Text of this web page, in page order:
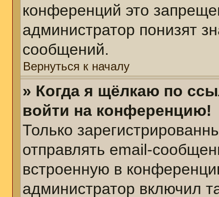
конференций это
администратор понизят
сообщений.
Вернуться к началу
» Когда я щёлкаю по
войти на конференцию!
Только
отправлять email-
встроенную в
администратор включил